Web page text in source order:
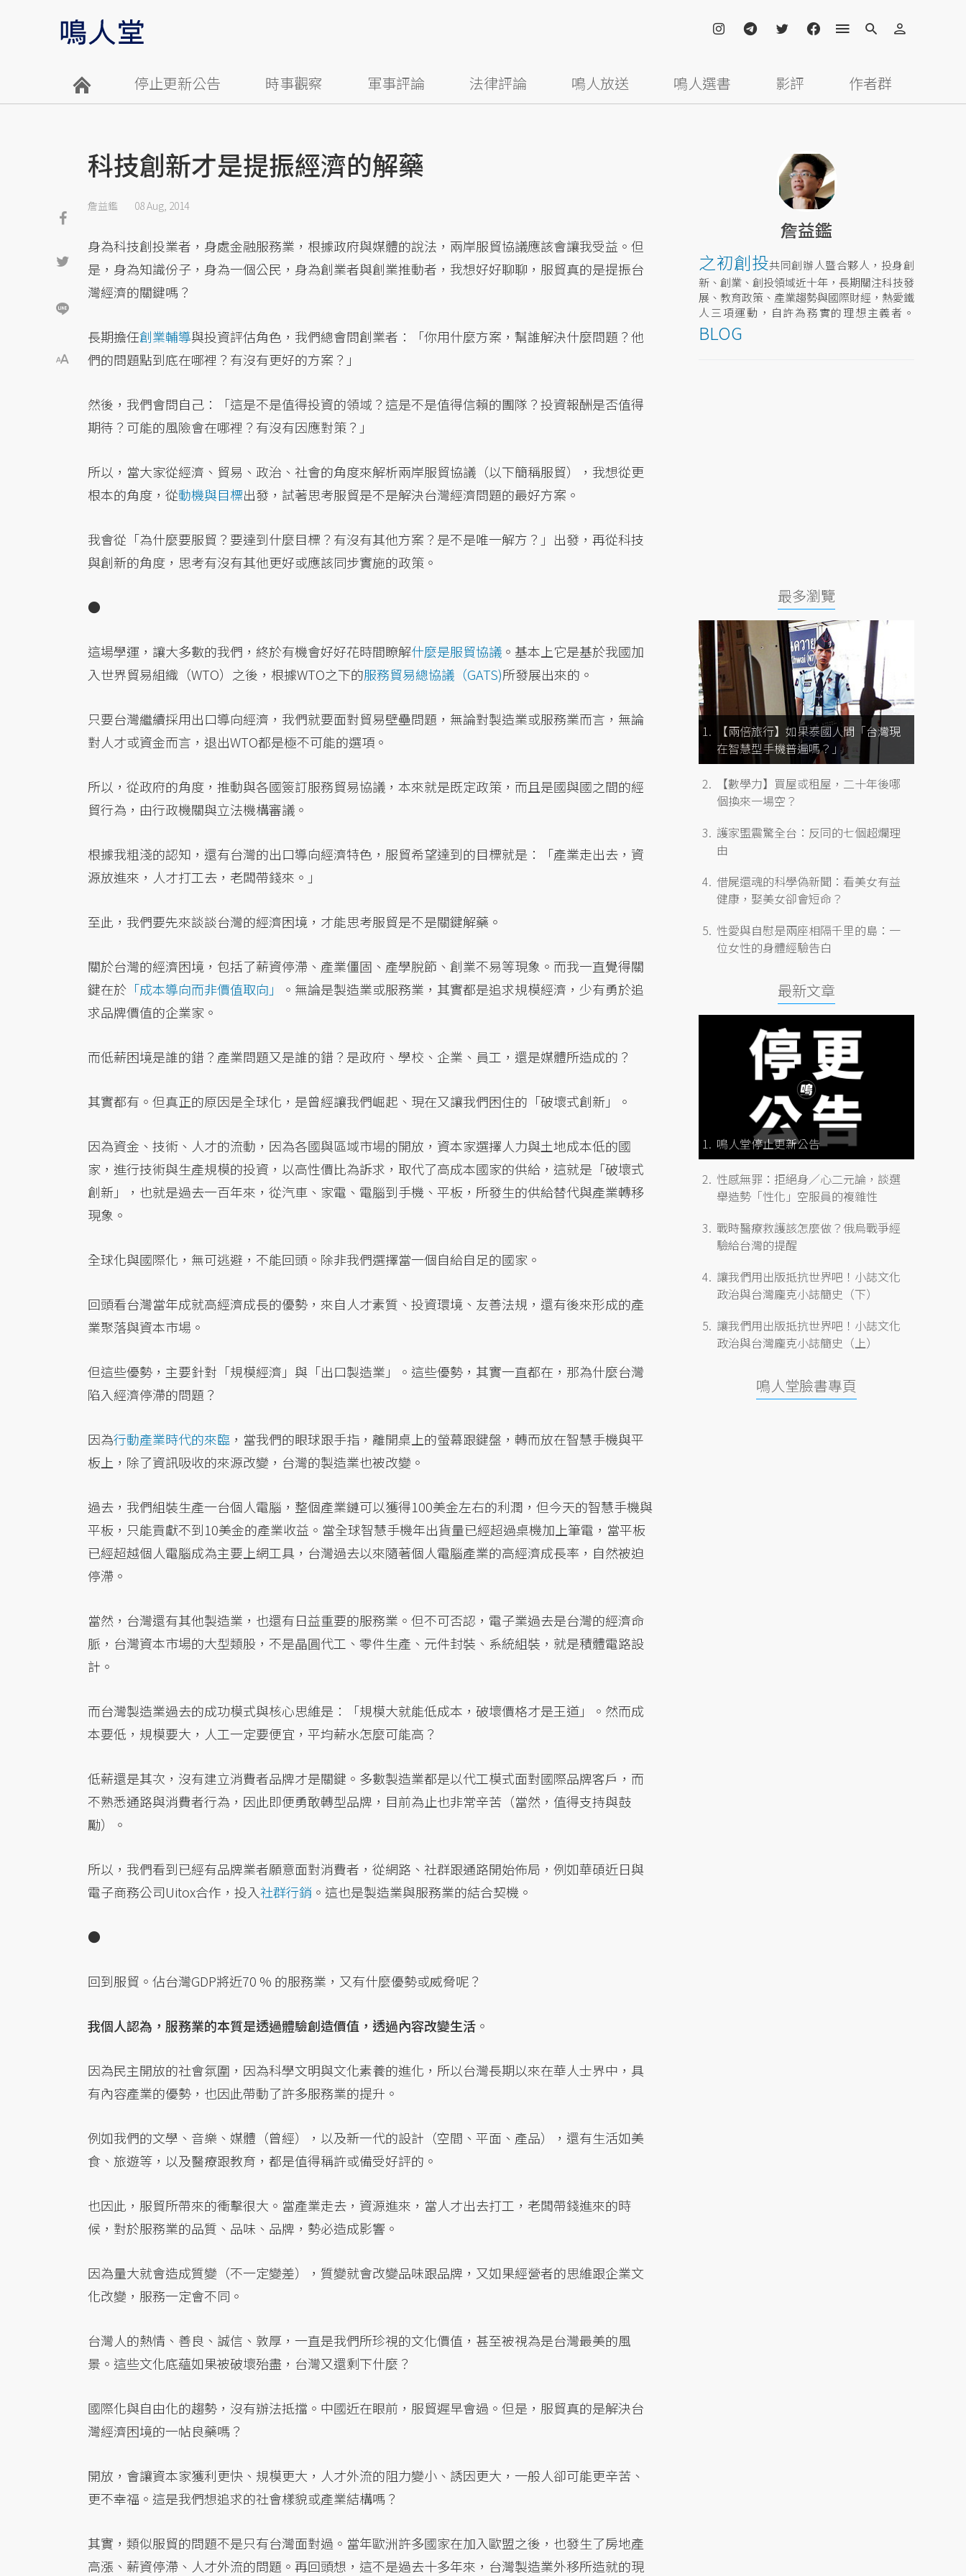
停止更新公告 時事觀察 軍事評論 法律評論 鳴人放送 鳴人選書 影評 作者群
科技創新才是提振經濟的解藥
詹益鑑 08 Aug, 2014
身為科技創投業者，身處金融服務業，根據政府與媒體的說法，兩岸服貿協議應該會讓我受益。但
是，身為知識份子，身為一個公民，身為創業者與創業推動者，我想好好聊聊，服貿真的是提振台
灣經濟的關鍵嗎？
長期擔任創業輔導與投資評估角色，我們總會問創業者：「你用什麼方案，幫誰解決什麼問題？他
們的問題點到底在哪裡？有沒有更好的方案？」
然後，我們會問自己：「這是不是值得投資的領域？這是不是值得信賴的團隊？投資報酬是否值得
期待？可能的風險會在哪裡？有沒有因應對策？」
所以，當大家從經濟、貿易、政治、社會的角度來解析兩岸服貿協議（以下簡稱服貿），我想從更
根本的角度，從動機與目標出發，試著思考服貿是不是解決台灣經濟問題的最好方案。
我會從「為什麼要服貿？要達到什麼目標？有沒有其他方案？是不是唯一解方？」出發，再從科技
與創新的角度，思考有沒有其他更好或應該同步實施的政策。
●
這場學運，讓大多數的我們，終於有機會好好花時間瞭解什麼是服貿協議 。基本上它是基於我國加
入世界貿易組織（WTO）之後，根據WTO之下的服務貿易總協議（GATS)所發展出來的。
只要台灣繼續採用出口導向經濟，我們就要面對貿易壁壘問題，無論對製造業或服務業而言，無論
對人才或資金而言，退出WTO都是極不可能的選項。
所以，從政府的角度，推動與各國簽訂服務貿易協議，本來就是既定政策，而且是國與國之間的經
貿行為，由行政機關與立法機構審議。
根據我粗淺的認知，還有台灣的出口導向經濟特色，服貿希望達到的目標就是：「產業走出去，資
源放進來，人才打工去，老闆帶錢來。」
至此，我們要先來談談台灣的經濟困境，才能思考服貿是不是關鍵解藥。
關於台灣的經濟困境，包括了薪資停滯、產業僵固、產學脫節、創業不易等現象。而我一直覺得關
鍵在於 「成本導向而非價值取向」
。無論是製造業或服務業，其實都是追求規模經濟，少有勇於追
求品牌價值的企業家。
而低薪困境是誰的錯？產業問題又是誰的錯？是政府、學校、企業、員工，還是媒體所造成的？
其實都有。但真正的原因是全球化，是曾經讓我們崛起、現在又讓我們困住的「破壞式創新」。
因為資金、技術、人才的流動，因為各國與區域市場的開放，資本家選擇人力與土地成本低的國
家，進行技術與生產規模的投資，以高性價比為訴求，取代了高成本國家的供給，這就是「破壞式
創新」，也就是過去一百年來，從汽車、家電、電腦到手機、平板，所發生的供給替代與產業轉移
現象。
全球化與國際化，無可逃避，不能回頭。除非我們選擇當一個自給自足的國家。
回頭看台灣當年成就高經濟成長的優勢，來自人才素質、投資環境、友善法規，還有後來形成的產
業聚落與資本市場。
但這些優勢，主要針對「規模經濟」與「出口製造業」。這些優勢，其實一直都在，那為什麼台灣
陷入經濟停滯的問題？
因為行動產業時代的來臨 ，當我們的眼球跟手指，離開桌上的螢幕跟鍵盤，轉而放在智慧手機與平
板上，除了資訊吸收的來源改變，台灣的製造業也被改變。
過去，我們組裝生產一台個人電腦，整個產業鏈可以獲得100美金左右的利潤，但今天的智慧手機與
平板，只能貢獻不到10美金的產業收益。當全球智慧手機年出貨量已經超過桌機加上筆電，當平板
已經超越個人電腦成為主要上網工具，台灣過去以來隨著個人電腦產業的高經濟成長率，自然被迫
停滯。
當然，台灣還有其他製造業，也還有日益重要的服務業。但不可否認，電子業過去是台灣的經濟命
脈，台灣資本市場的大型類股，不是晶圓代工、零件生產、元件封裝、系統組裝，就是積體電路設
計。
而台灣製造業過去的成功模式與核心思維是：「規模大就能低成本，破壞價格才是王道」。然而成
本要低，規模要大，人工一定要便宜，平均薪水怎麼可能高？
低薪還是其次，沒有建立消費者品牌才是關鍵。多數製造業都是以代工模式面對國際品牌客戶，而
不熟悉通路與消費者行為，因此即便勇敢轉型品牌，目前為止也非常辛苦（當然，值得支持與鼓
勵）。
所以，我們看到已經有品牌業者願意面對消費者，從網路、社群跟通路開始佈局，例如華碩近日與
電子商務公司Uitox合作，投入社群行銷 。這也是製造業與服務業的結合契機。
●
回到服貿。佔台灣GDP將近70 % 的服務業，又有什麼優勢或威脅呢？
我個人認為，服務業的本質是透過體驗創造價值，透過內容改變生活 。
因為民主開放的社會氛圍，因為科學文明與文化素養的進化，所以台灣長期以來在華人士界中，具
有內容產業的優勢，也因此帶動了許多服務業的提升。
例如我們的文學、音樂、媒體（曾經），以及新一代的設計（空間、平面、產品），還有生活如美
食、旅遊等，以及醫療跟教育，都是值得稱許或備受好評的。
也因此，服貿所帶來的衝擊很大。當產業走去，資源進來，當人才出去打工，老闆帶錢進來的時
候，對於服務業的品質、品味、品牌，勢必造成影響。
因為量大就會造成質變（不一定變差），質變就會改變品味跟品牌，又如果經營者的思維跟企業文
化改變，服務一定會不同。
台灣人的熱情、善良、誠信、敦厚，一直是我們所珍視的文化價值，甚至被視為是台灣最美的風
景。這些文化底蘊如果被破壞殆盡，台灣又還剩下什麼？
國際化與自由化的趨勢，沒有辦法抵擋。中國近在眼前，服貿遲早會過。但是，服貿真的是解決台
灣經濟困境的一帖良藥嗎？
開放，會讓資本家獲利更快、規模更大，人才外流的阻力變小、誘因更大，一般人卻可能更辛苦、
更不幸福。這是我們想追求的社會樣貌或產業結構嗎？
其實，類似服貿的問題不是只有台灣面對過。當年歐洲許多國家在加入歐盟之後，也發生了房地產
高漲、薪資停滯、人才外流的問題。再回頭想，這不是過去十多年來，台灣製造業外移所造就的現
詹益鑑
之初創投共同創辦人暨合夥人，投身創
新、創業、創投領域近十年，長期關注科技發
展、教育政策、產業趨勢與國際財經，熱愛鐵
人三項運動，自許為務實的理想主義者。
BLOG
最多瀏覽
【兩倍旅行】如果泰國人問「台灣現
在智慧型手機普遍嗎？」
【數學力】買屋或租屋，二十年後哪
個換來一場空？
護家盟震驚全台：反同的七個超爛理
由
借屍還魂的科學偽新聞：看美女有益
健康，娶美女卻會短命？
性愛與自慰是兩座相隔千里的島：一
位女性的身體經驗告白
最新文章
鳴人堂停止更新公告
性感無罪：拒絕身／心二元論，談選
舉造勢「性化」空服員的複雜性
戰時醫療救護該怎麼做？俄烏戰爭經
驗給台灣的提醒
讓我們用出版抵抗世界吧！小誌文化
政治與台灣龐克小誌簡史（下）
讓我們用出版抵抗世界吧！小誌文化
政治與台灣龐克小誌簡史（上）
鳴人堂臉書專頁